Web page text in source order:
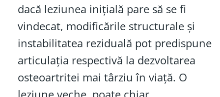
dacă leziunea inițială pare să se fi
vindecat, modificările structurale și
instabilitatea reziduală pot predispune
articulația respectivă la dezvoltarea
osteoartritei mai târziu în viață. O